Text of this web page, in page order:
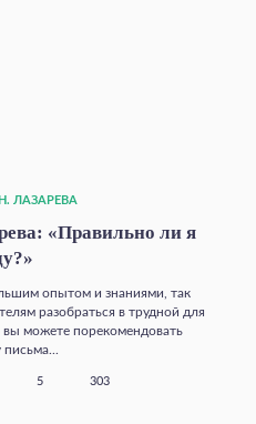
ЛАЗАРЕВА
«Правильно ли я
опытом и знаниями, так
разобраться в трудной для
вы можете порекомендовать
5 303